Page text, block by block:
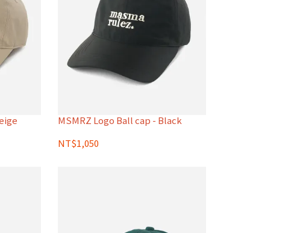
MSMRZ Logo Ball cap - Black
NT$1,050